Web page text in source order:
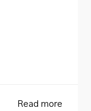
Read more